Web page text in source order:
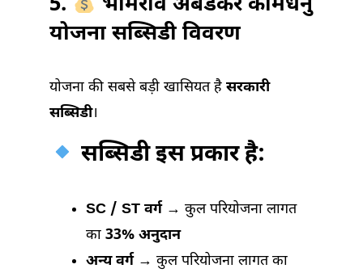
5.
भीमराव अंबेडकर कामधेनु
योजना सब्सिडी विवरण
योजना की सबसे बड़ी खासियत है सरकारी
सब्सिडी।
सब्सिडी इस प्रकार है:
SC / ST वर्ग→ कुल परियोजना लागत
का 33% अनुदान
अन्य वर्ग→ कुल परियोजना लागत का